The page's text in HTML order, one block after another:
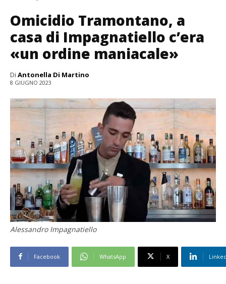
Omicidio Tramontano, a
casa di Impagnatiello c’era
«un ordine maniacale»
Di Antonella Di Martino
8 GIUGNO 2023
Alessandro Impagnatiello
Facebook WhatsApp X